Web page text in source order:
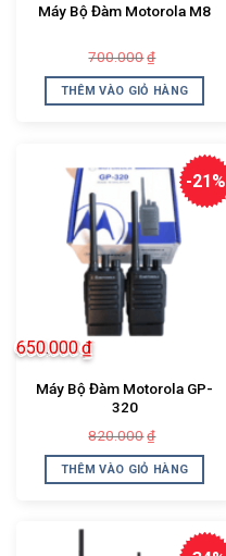
Máy Bộ Đàm Motorola M8
700.000 ₫
là:
700.000₫.
tại
là:
THÊM VÀO GIỎ HÀNG
-21%
Máy Bộ Đàm Motorola GP-
320
820.000 ₫
là:
820.000₫.
650.000₫
tại
là:
THÊM VÀO GIỎ HÀNG